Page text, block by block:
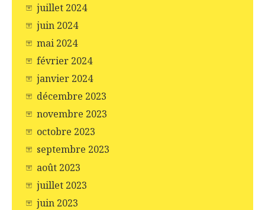
juillet 2024
juin 2024
mai 2024
février 2024
janvier 2024
décembre 2023
novembre 2023
octobre 2023
septembre 2023
août 2023
juillet 2023
juin 2023